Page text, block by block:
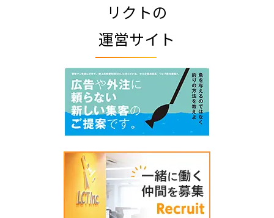
リクトの
運営サイト